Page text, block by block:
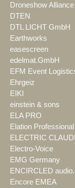
Droneshow Alliance
DTEN
DTL LICHT GmbH
Earthworks
easescreen
edelmat.GmbH
EFM Event
Ehrgeiz
EIKI
einstein & sons
ELA PRO
Elation
ELECTRIC
Electro-Voice
EMG Germany
ENCIRCLED
Encore EMEA